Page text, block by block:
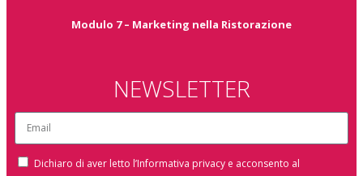
Modulo 7 – Marketing nella Ristorazione
NEWSLETTER
Dichiaro di aver letto l’Informativa privacy e acconsento al